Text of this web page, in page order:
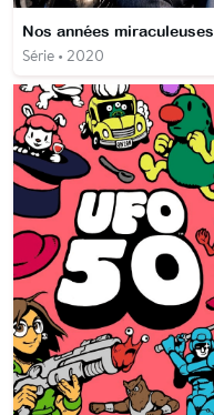
Nos années miraculeuses
Série • 2020